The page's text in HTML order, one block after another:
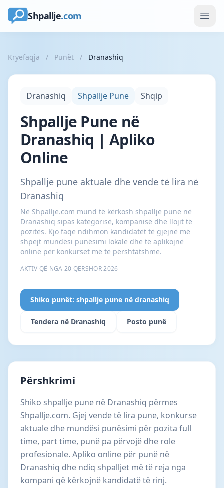
Shpallje.com
Kryefaqja / Punët / Dranashiq
Dranashiq Shpallje Pune Shqip
Shpallje Pune në
Dranashiq | Apliko
Online
Shpallje pune aktuale dhe vende të lira në
Dranashiq
Në Shpallje.com mund të kërkosh shpallje pune në
Dranashiq sipas kategorisë, kompanisë dhe llojit të
pozitës. Kjo faqe ndihmon kandidatët të gjejnë më
shpejt mundësi punësimi lokale dhe të aplikojnë
online për konkurset më të përshtatshme.
AKTIV QË NGA 20 QERSHOR 2026
Shiko punët: shpallje pune në dranashiq
Tendera në Dranashiq Posto punë
Përshkrimi
Shiko shpallje pune në Dranashiq përmes
Shpallje.com. Gjej vende të lira pune, konkurse
aktuale dhe mundësi punësimi për pozita full
time, part time, punë pa përvojë dhe role
profesionale. Apliko online për punë në
Dranashiq dhe ndiq shpalljet më të reja nga
kompani që kërkojnë kandidatë të rinj.